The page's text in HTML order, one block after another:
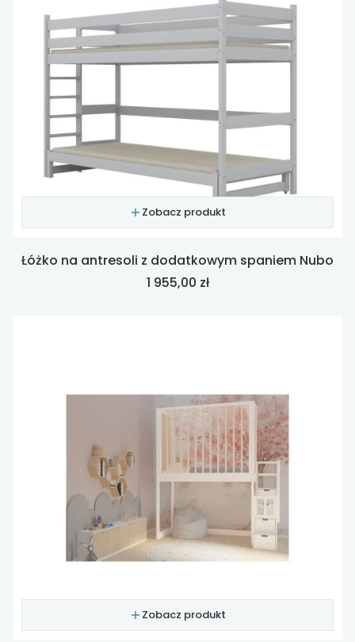
Zobacz produkt
Łóżko na antresoli z dodatkowym spaniem Nubo
Cena
1 955,00 zł
Zobacz produkt